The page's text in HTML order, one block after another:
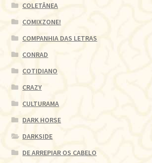
COLETÂNEA
COMIXZONE!
COMPANHIA DAS LETRAS
CONRAD
COTIDIANO
CRAZY
CULTURAMA
DARK HORSE
DARKSIDE
DE ARREPIAR OS CABELO